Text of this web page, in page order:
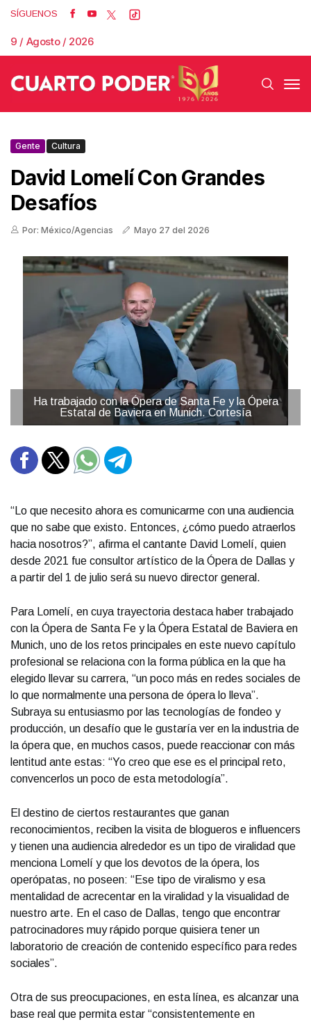
SÍGUENOS
9 / Agosto / 2026
Gente Cultura
David Lomelí Con Grandes
Desafíos
Por: México/Agencias Mayo 27 del 2026
Ha trabajado con la Ópera de Santa Fe y la Ópera
Estatal de Baviera en Munich. Cortesía
“Lo que necesito ahora es comunicarme con una audiencia
que no sabe que existo. Entonces, ¿cómo puedo atraerlos
hacia nosotros?”, afirma el cantante David Lomelí, quien
desde 2021 fue consultor artístico de la Ópera de Dallas y
a partir del 1 de julio será su nuevo director general.
Para Lomelí, en cuya trayectoria destaca haber trabajado
con la Ópera de Santa Fe y la Ópera Estatal de Baviera en
Munich, uno de los retos principales en este nuevo capítulo
profesional se relaciona con la forma pública en la que ha
elegido llevar su carrera, “un poco más en redes sociales de
lo que normalmente una persona de ópera lo lleva”.
Subraya su entusiasmo por las tecnologías de fondeo y
producción, un desafío que le gustaría ver en la industria de
la ópera que, en muchos casos, puede reaccionar con más
lentitud ante estas: “Yo creo que ese es el principal reto,
convencerlos un poco de esta metodología”.
El destino de ciertos restaurantes que ganan
reconocimientos, reciben la visita de blogueros e influencers
y tienen una audiencia alrededor es un tipo de viralidad que
menciona Lomelí y que los devotos de la ópera, los
operópatas, no poseen: “Ese tipo de viralismo y esa
mentalidad de acrecentar en la viralidad y la visualidad de
nuestro arte. En el caso de Dallas, tengo que encontrar
patrocinadores muy rápido porque quisiera tener un
laboratorio de creación de contenido específico para redes
sociales”.
Otra de sus preocupaciones, en esta línea, es alcanzar una
base real que permita estar “consistentemente en